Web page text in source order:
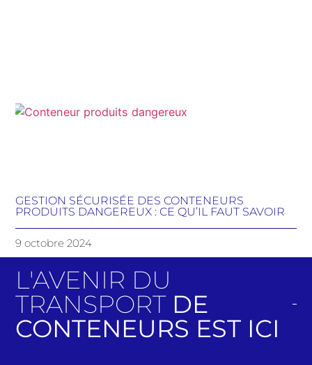
GESTION SÉCURISÉE DES CONTENEURS
PRODUITS DANGEREUX : CE QU’IL FAUT SAVOIR
9 octobre 2024
L'AVENIR DU
TRANSPORT DE
CONTENEURS EST ICI